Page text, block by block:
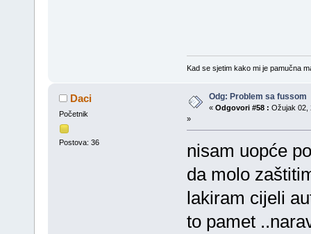
Kad se sjetim kako mi je pamučna
Daci
Početnik
Postova: 36
Odg: Problem sa fussom
« Odgovori #58 : Ožujak 02,
»
nisam uopće
da molo
lakiram cijeli
to pamet